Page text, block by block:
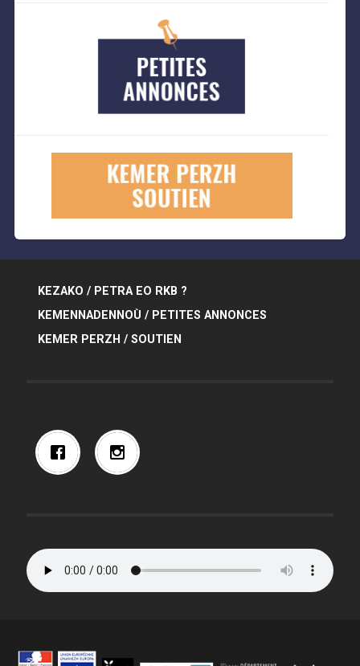
KEZAKO / PETRA EO RKB ?
KEMENNADENNOÙ / PETITES ANNONCES
KEMER PERZH / SOUTIEN